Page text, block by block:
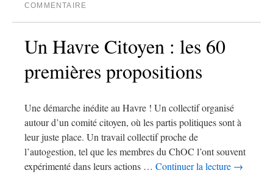
COMMENTAIRE
Un Havre Citoyen : les 60
premières propositions
Une démarche inédite au Havre ! Un collectif organisé
autour d’un comité citoyen, où les partis politiques sont à
leur juste place. Un travail collectif proche de
l’autogestion, tel que les membres du ChOC l’ont souvent
expérimenté dans leurs actions … Continuer la lecture →